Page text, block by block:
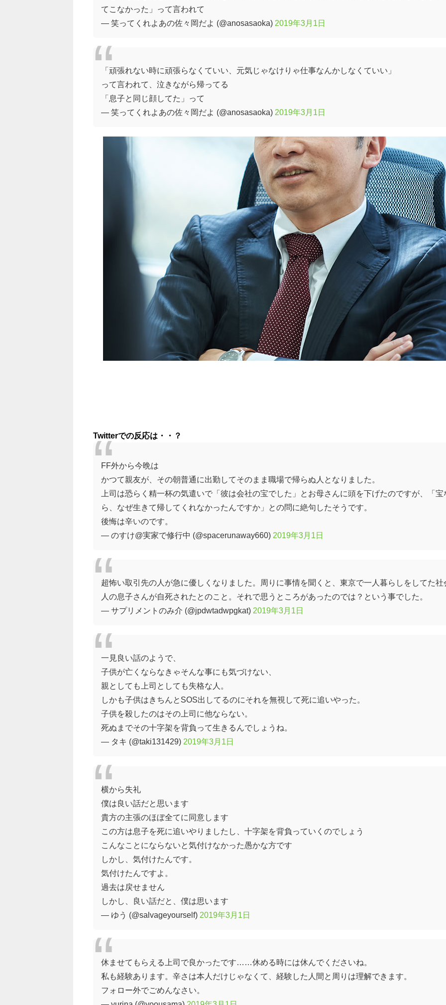
てこなかった」って言われて
— 笑ってくれよあの佐々岡だよ (@anosasaoka) 2019年3月1日
「頑張れない時に頑張らなくていい、元気じゃなけりゃ仕事なんかしなくていい」
って言われて、泣きながら帰ってる
「息子と同じ顔してた」って
— 笑ってくれよあの佐々岡だよ (@anosasaoka) 2019年3月1日
Twitterでの反応は・・？
FF外から今晩は
かつて親友が、その朝普通に出勤してそのまま職場で帰らぬ人となりました。
上司は恐らく精一杯の気遣いで「彼は会社の宝でした」とお母さんに頭を下げたのですが、「宝
ら、なぜ生きて帰してくれなかったんですか」との問に絶句したそうです。
後悔は辛いのです。
— のすけ@実家で修行中 (@spacerunaway660) 2019年3月1日
超怖い取引先の人が急に優しくなりました。周りに事情を聞くと、東京で一人暮らしをしてた社
人の息子さんが自死されたとのこと。それで思うところがあったのでは？という事でした。
— サプリメントのみ介 (@jpdwtadwpgkat) 2019年3月1日
一見良い話のようで、
子供が亡くならなきゃそんな事にも気づけない、
親としても上司としても失格な人。
しかも子供はきちんとSOS出してるのにそれを無視して死に追いやった。
子供を殺したのはその上司に他ならない。
死ぬまでその十字架を背負って生きるんでしょうね。
— タキ (@taki131429) 2019年3月1日
横から失礼
僕は良い話だと思います
貴方の主張のほぼ全てに同意します
この方は息子を死に追いやりましたし、十字架を背負っていくのでしょう
こんなことにならないと気付けなかった愚かな方です
しかし、気付けたんです。
気付けたんですよ。
過去は戻せません
しかし、良い話だと、僕は思います
— ゆう (@salvageyourself) 2019年3月1日
休ませてもらえる上司で良かったです……休める時には休んでくださいね。
私も経験あります。辛さは本人だけじゃなくて、経験した人間と周りは理解できます。
フォロー外でごめんなさい。